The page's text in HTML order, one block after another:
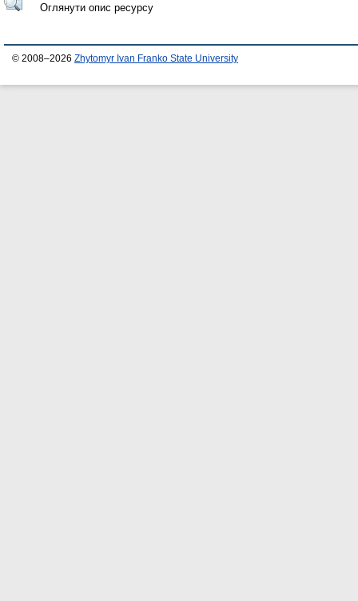
Оглянути опис ресурсу
© 2008–2026 Zhytomyr Ivan Franko State University